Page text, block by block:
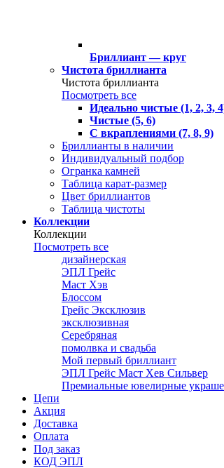
Бриллиант — круг
Чистота бриллианта
Чистота бриллианта
Посмотреть все
Идеально чистые (1, 2, 3,
Чистые (5, 6)
С вкраплениями (7, 8, 9)
Бриллианты в наличии
Индивидуальный подбор
Огранка камней
Таблица карат-размер
Цвет бриллиантов
Таблица чистоты
Коллекции
Коллекции
Посмотреть все
дизайнерская
ЭПЛ Грейс
Маст Хэв
Блоссом
Грейс Эксклюзив
эксклюзивная
Серебряная
помолвка и свадьба
Мой первый бриллиант
ЭПЛ Грейс Маст Хев Сильвер
Премиальные ювелирные
Цепи
Акция
Доставка
Оплата
Под заказ
КОД ЭПЛ